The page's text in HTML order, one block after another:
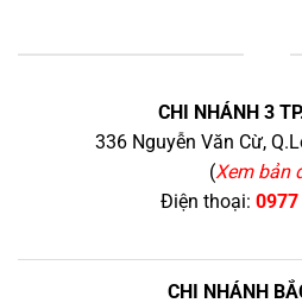
CHI NHÁNH 3
336 Nguyễn Văn Cừ,
(Xem bản
Điện thoại:
CHI NHÁNH